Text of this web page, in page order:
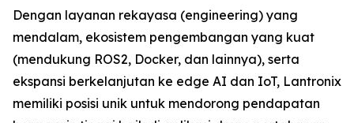
Dengan layanan rekayasa (engineering) yang
mendalam, ekosistem pengembangan yang kuat
(mendukung ROS2, Docker, dan lainnya), serta
ekspansi berkelanjutan ke edge AI dan IoT, Lantronix
memiliki posisi unik untuk mendorong pendapatan